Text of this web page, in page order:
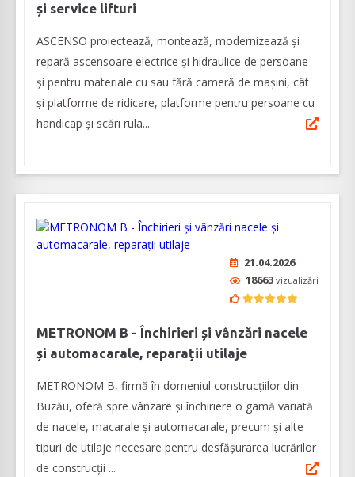
și service lifturi
ASCENSO proiectează, montează, modernizează și
repară ascensoare electrice și hidraulice de persoane
și pentru materiale cu sau fără cameră de mașini, cât
și platforme de ridicare, platforme pentru persoane cu
handicap și scări rula...
21.04.2026
18663 vizualizări
METRONOM B - Închirieri și vânzări nacele
și automacarale, reparații utilaje
METRONOM B, firmă în domeniul construcţiilor din
Buzău, oferă spre vânzare şi închiriere o gamă variată
de nacele, macarale și automacarale, precum și alte
tipuri de utilaje necesare pentru desfășurarea lucrărilor
de construcţii ...